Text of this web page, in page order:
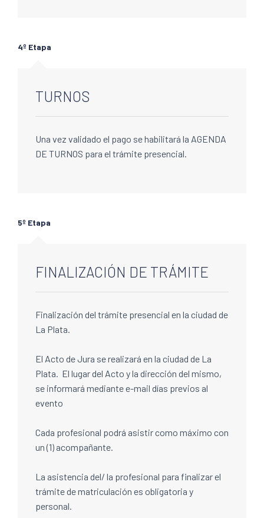
4º Etapa
TURNOS
Una vez validado el pago se habilitará la AGENDA
DE TURNOS para el trámite presencial.
5º Etapa
FINALIZACIÓN DE TRÁMITE
Finalización del trámite presencial en la ciudad de
La Plata.
El Acto de Jura se realizará en la ciudad de La
Plata. El lugar del Acto y la dirección del mismo,
se informará mediante e-mail días previos al
evento
Cada profesional podrá asistir como máximo con
un (1) acompañante.
La asistencia del/ la profesional para finalizar el
trámite de matriculación es obligatoria y
personal.